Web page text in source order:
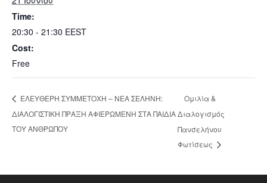
Time:
20:30 - 21:30 EEST
Cost:
Free
ΕΛΕΥΘΕΡΗ ΣΥΜΜΕΤΟΧΗ – ΝΕΑ ΣΕΛΗΝΗ:
ΔΙΑΛΟΓΙΣΤΙΚΗ ΠΡΑΞΗ ΑΦΙΕΡΩΜΕΝΗ ΣΤΑ ΠΑΙΔΙΑ
ΤΟΥ ΑΝΘΡΩΠΟΥ
Ομιλία &
Διαλογισμός
Πανσελήνου
Φωτίσεως